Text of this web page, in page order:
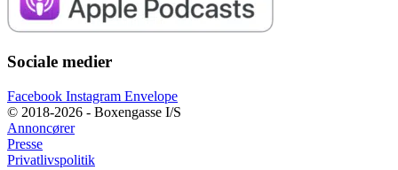
Sociale medier
Facebook Instagram Envelope
© 2018-2026 - Boxengasse I/S
Annoncører
Presse
Privatlivspolitik